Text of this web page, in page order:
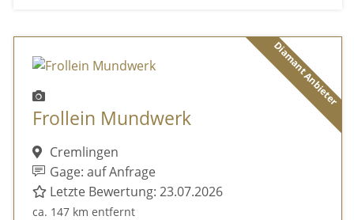
Diamant Anbieter
Frollein Mundwerk
Cremlingen
Gage: auf Anfrage
Letzte Bewertung: 23.07.2026
ca. 147 km entfernt